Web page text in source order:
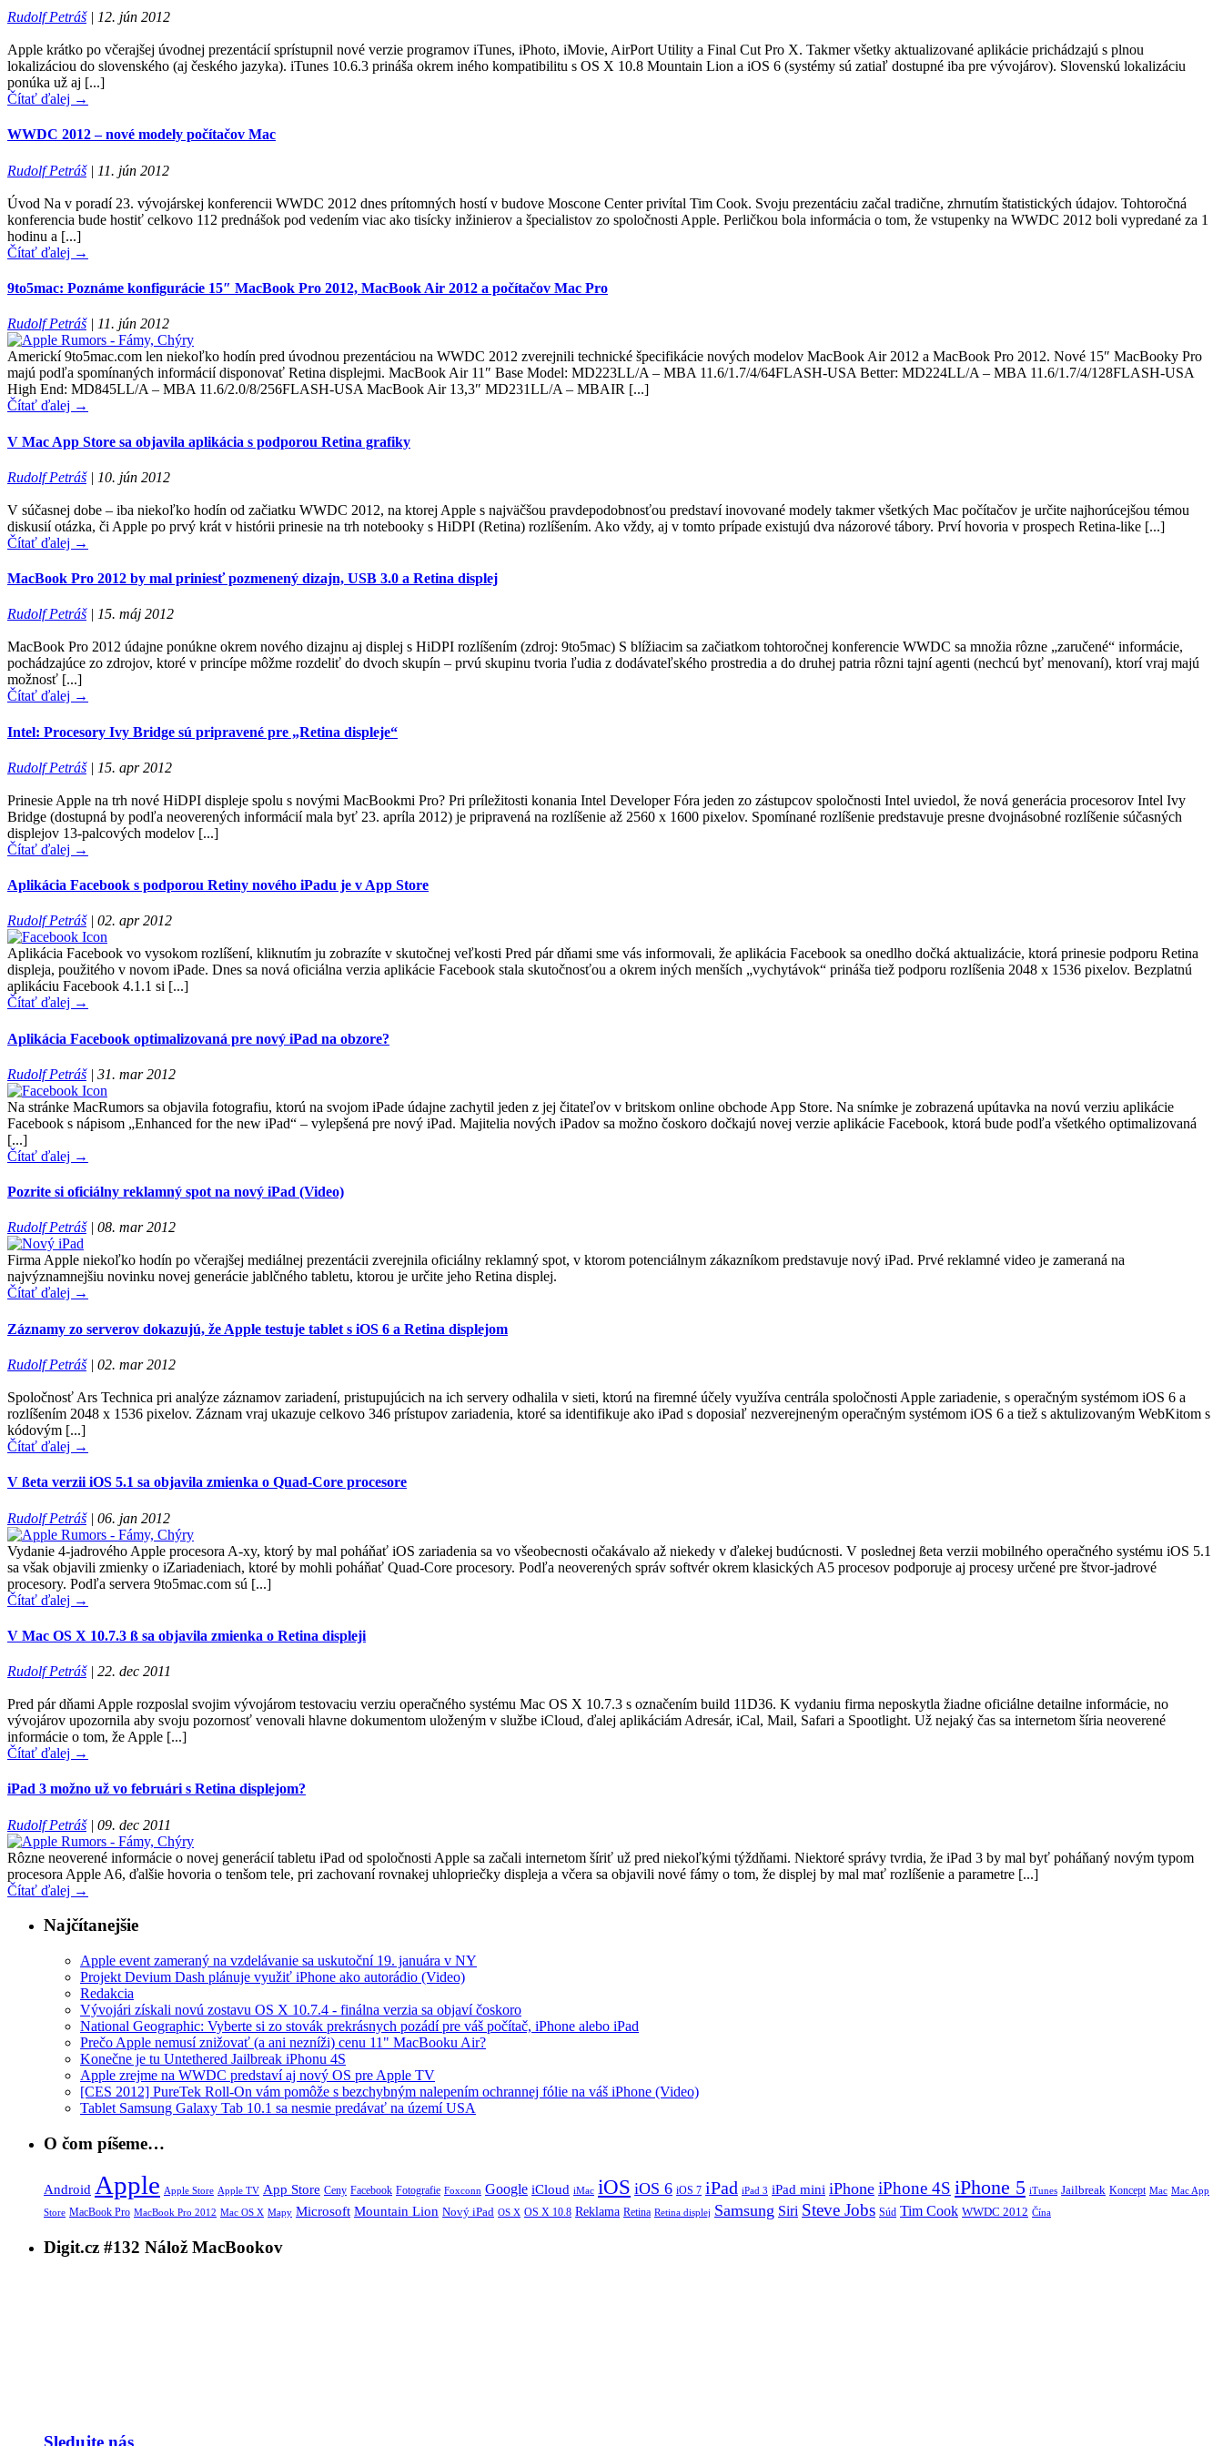
Rudolf Petráš| 12. jún 2012
Apple krátko po včerajšej úvodnej prezentácií sprístupnil nové verzie programov iTunes, iPhoto, iMovie, AirPort Utility a Final Cut Pro X. Takmer všetky aktualizované aplikácie prichádzajú s plnou
lokalizáciou do slovenského (aj českého jazyka). iTunes 10.6.3 prináša okrem iného kompatibilitu s OS X 10.8 Mountain Lion a iOS 6 (systémy sú zatiaľ dostupné iba pre vývojárov). Slovenskú lokalizáciu
ponúka už aj [...]
Čítať ďalej →
WWDC 2012 – nové modely počítačov Mac
Rudolf Petráš| 11. jún 2012
Úvod Na v poradí 23. vývojárskej konferencii WWDC 2012 dnes prítomných hostí v budove Moscone Center privítal Tim Cook. Svoju prezentáciu začal tradične, zhrnutím štatistických údajov. Tohtoročná
konferencia bude hostiť celkovo 112 prednášok pod vedením viac ako tisícky inžinierov a špecialistov zo spoločnosti Apple. Perličkou bola informácia o tom, že vstupenky na WWDC 2012 boli vypredané za 1
hodinu a [...]
Čítať ďalej →
9to5mac: Poznáme konfigurácie 15″ MacBook Pro 2012, MacBook Air 2012 a počítačov Mac Pro
Rudolf Petráš| 11. jún 2012
Americkí 9to5mac.com len niekoľko hodín pred úvodnou prezentáciou na WWDC 2012 zverejnili technické špecifikácie nových modelov MacBook Air 2012 a MacBook Pro 2012. Nové 15″ MacBooky Pro
majú podľa spomínaných informácií disponovať Retina displejmi. MacBook Air 11″ Base Model: MD223LL/A – MBA 11.6/1.7/4/64FLASH-USA Better: MD224LL/A – MBA 11.6/1.7/4/128FLASH-USA
High End: MD845LL/A – MBA 11.6/2.0/8/256FLASH-USA MacBook Air 13,3″ MD231LL/A – MBAIR [...]
Čítať ďalej →
V Mac App Store sa objavila aplikácia s podporou Retina grafiky
Rudolf Petráš| 10. jún 2012
V súčasnej dobe – iba niekoľko hodín od začiatku WWDC 2012, na ktorej Apple s najväčšou pravdepodobnosťou predstaví inovované modely takmer všetkých Mac počítačov je určite najhorúcejšou témou
diskusií otázka, či Apple po prvý krát v histórii prinesie na trh notebooky s HiDPI (Retina) rozlíšením. Ako vždy, aj v tomto prípade existujú dva názorové tábory. Prví hovoria v prospech Retina-like [...]
Čítať ďalej →
MacBook Pro 2012 by mal priniesť pozmenený dizajn, USB 3.0 a Retina displej
Rudolf Petráš| 15. máj 2012
MacBook Pro 2012 údajne ponúkne okrem nového dizajnu aj displej s HiDPI rozlíšením (zdroj: 9to5mac) S blížiacim sa začiatkom tohtoročnej konferencie WWDC sa množia rôzne „zaručené“ informácie,
pochádzajúce zo zdrojov, ktoré v princípe môžme rozdeliť do dvoch skupín – prvú skupinu tvoria ľudia z dodávateľského prostredia a do druhej patria rôzni tajní agenti (nechcú byť menovaní), ktorí vraj majú
možnosť [...]
Čítať ďalej →
Intel: Procesory Ivy Bridge sú pripravené pre „Retina displeje“
Rudolf Petráš| 15. apr 2012
Prinesie Apple na trh nové HiDPI displeje spolu s novými MacBookmi Pro? Pri príležitosti konania Intel Developer Fóra jeden zo zástupcov spoločnosti Intel uviedol, že nová generácia procesorov Intel Ivy
Bridge (dostupná by podľa neoverených informácií mala byť 23. apríla 2012) je pripravená na rozlíšenie až 2560 x 1600 pixelov. Spomínané rozlíšenie predstavuje presne dvojnásobné rozlíšenie súčasných
displejov 13-palcových modelov [...]
Čítať ďalej →
Aplikácia Facebook s podporou Retiny nového iPadu je v App Store
Rudolf Petráš| 02. apr 2012
Aplikácia Facebook vo vysokom rozlíšení, kliknutím ju zobrazíte v skutočnej veľkosti Pred pár dňami sme vás informovali, že aplikácia Facebook sa onedlho dočká aktualizácie, ktorá prinesie podporu Retina
displeja, použitého v novom iPade. Dnes sa nová oficiálna verzia aplikácie Facebook stala skutočnosťou a okrem iných menších „vychytávok“ prináša tiež podporu rozlíšenia 2048 x 1536 pixelov. Bezplatnú
aplikáciu Facebook 4.1.1 si [...]
Čítať ďalej →
Aplikácia Facebook optimalizovaná pre nový iPad na obzore?
Rudolf Petráš| 31. mar 2012
Na stránke MacRumors sa objavila fotografiu, ktorú na svojom iPade údajne zachytil jeden z jej čitateľov v britskom online obchode App Store. Na snímke je zobrazená upútavka na novú verziu aplikácie
Facebook s nápisom „Enhanced for the new iPad“ – vylepšená pre nový iPad. Majitelia nových iPadov sa možno čoskoro dočkajú novej verzie aplikácie Facebook, ktorá bude podľa všetkého optimalizovaná
[...]
Čítať ďalej →
Pozrite si oficiálny reklamný spot na nový iPad (Video)
Rudolf Petráš| 08. mar 2012
Firma Apple niekoľko hodín po včerajšej mediálnej prezentácii zverejnila oficiálny reklamný spot, v ktorom potenciálnym zákazníkom predstavuje nový iPad. Prvé reklamné video je zameraná na
najvýznamnejšiu novinku novej generácie jablčného tabletu, ktorou je určite jeho Retina displej.
Čítať ďalej →
Záznamy zo serverov dokazujú, že Apple testuje tablet s iOS 6 a Retina displejom
Rudolf Petráš| 02. mar 2012
Spoločnosť Ars Technica pri analýze záznamov zariadení, pristupujúcich na ich servery odhalila v sieti, ktorú na firemné účely využíva centrála spoločnosti Apple zariadenie, s operačným systémom iOS 6 a
rozlíšením 2048 x 1536 pixelov. Záznam vraj ukazuje celkovo 346 prístupov zariadenia, ktoré sa identifikuje ako iPad s doposiaľ nezverejneným operačným systémom iOS 6 a tiež s aktulizovaným WebKitom s
kódovým [...]
Čítať ďalej →
V ßeta verzii iOS 5.1 sa objavila zmienka o Quad-Core procesore
Rudolf Petráš| 06. jan 2012
Vydanie 4-jadrového Apple procesora A-xy, ktorý by mal poháňať iOS zariadenia sa vo všeobecnosti očakávalo až niekedy v ďalekej budúcnosti. V poslednej ßeta verzii mobilného operačného systému iOS 5.1
sa však objavili zmienky o iZariadeniach, ktoré by mohli poháňať Quad-Core procesory. Podľa neoverených správ softvér okrem klasických A5 procesov podporuje aj procesy určené pre štvor-jadrové
procesory. Podľa servera 9to5mac.com sú [...]
Čítať ďalej →
V Mac OS X 10.7.3 ß sa objavila zmienka o Retina displeji
Rudolf Petráš| 22. dec 2011
Pred pár dňami Apple rozposlal svojim vývojárom testovaciu verziu operačného systému Mac OS X 10.7.3 s označením build 11D36. K vydaniu firma neposkytla žiadne oficiálne detailne informácie, no
vývojárov upozornila aby svoju pozornosť venovali hlavne dokumentom uloženým v službe iCloud, ďalej aplikáciám Adresár, iCal, Mail, Safari a Spootlight. Už nejaký čas sa internetom šíria neoverené
informácie o tom, že Apple [...]
Čítať ďalej →
iPad 3 možno už vo februári s Retina displejom?
Rudolf Petráš| 09. dec 2011
Rôzne neoverené informácie o novej generácií tabletu iPad od spoločnosti Apple sa začali internetom šíriť už pred niekoľkými týždňami. Niektoré správy tvrdia, že iPad 3 by mal byť poháňaný novým typom
procesora Apple A6, ďalšie hovoria o tenšom tele, pri zachovaní rovnakej uhlopriečky displeja a včera sa objavili nové fámy o tom, že displej by mal mať rozlíšenie a parametre [...]
Čítať ďalej →
Najčítanejšie
Apple event zameraný na vzdelávanie sa uskutoční 19. januára v NY
Projekt Devium Dash plánuje využiť iPhone ako autorádio (Video)
Redakcia
Vývojári získali novú zostavu OS X 10.7.4 - finálna verzia sa objaví čoskoro
National Geographic: Vyberte si zo stovák prekrásnych pozádí pre váš počítač, iPhone alebo iPad
Prečo Apple nemusí znižovať (a ani nezníži) cenu 11" MacBooku Air?
Konečne je tu Untethered Jailbreak iPhonu 4S
Apple zrejme na WWDC predstaví aj nový OS pre Apple TV
[CES 2012] PureTek Roll-On vám pomôže s bezchybným nalepením ochrannej fólie na váš iPhone (Video)
Tablet Samsung Galaxy Tab 10.1 sa nesmie predávať na území USA
O čom píšeme…
Android Apple Apple Store Apple TV App Store Ceny Facebook Fotografie Foxconn Google iCloud iMac iOS iOS 6 iOS 7 iPad iPad 3 iPad mini iPhone iPhone 4S iPhone 5 iTunes Jailbreak Koncept Mac Mac App
Store MacBook Pro MacBook Pro 2012 Mac OS X Mapy Microsoft Mountain Lion Nový iPad OS X OS X 10.8 Reklama Retina Retina displej Samsung Siri Steve Jobs Súd Tim Cook WWDC 2012 Čína
Digit.cz #132 Nálož MacBookov
Sledujte nás